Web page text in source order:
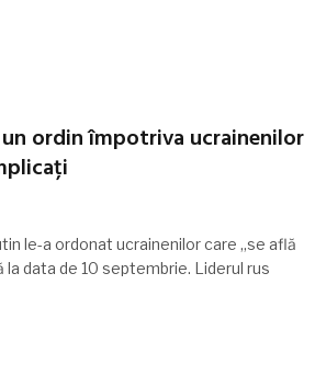
ordin împotriva ucrainenilor
le-a ordonat ucrainenilor care „se află
la data de 10 septembrie. Liderul rus